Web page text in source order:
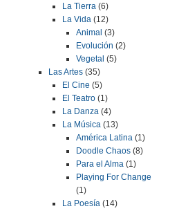
La Tierra (6)
La Vida (12)
Animal (3)
Evolución (2)
Vegetal (5)
Las Artes (35)
El Cine (5)
El Teatro (1)
La Danza (4)
La Música (13)
América Latina (1)
Doodle Chaos (8)
Para el Alma (1)
Playing For Change
(1)
La Poesía (14)